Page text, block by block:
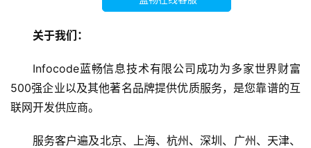
营
关于我们：
Infocode蓝畅信息技术有限公司成功为多家世界财富
500强企业以及其他著名品牌提供优质服务，是您靠谱的互
联网开发供应商。
服务客户遍及北京、上海、杭州、深圳、广州、天津、